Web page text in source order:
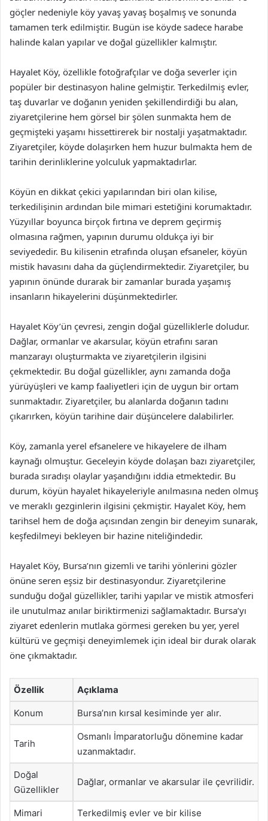
göçler nedeniyle köy yavaş yavaş boşalmış ve sonunda
tamamen terk edilmiştir. Bugün ise köyde sadece harabe
halinde kalan yapılar ve doğal güzellikler kalmıştır.
Hayalet Köy, özellikle fotoğrafçılar ve doğa severler için
popüler bir destinasyon haline gelmiştir. Terkedilmiş evler,
taş duvarlar ve doğanın yeniden şekillendirdiği bu alan,
ziyaretçilerine hem görsel bir şölen sunmakta hem de
geçmişteki yaşamı hissettirerek bir nostalji yaşatmaktadır.
Ziyaretçiler, köyde dolaşırken hem huzur bulmakta hem de
tarihin derinliklerine yolculuk yapmaktadırlar.
Köyün en dikkat çekici yapılarından biri olan kilise,
terkedilişinin ardından bile mimari estetiğini korumaktadır.
Yüzyıllar boyunca birçok fırtına ve deprem geçirmiş
olmasına rağmen, yapının durumu oldukça iyi bir
seviyededir. Bu kilisenin etrafında oluşan efsaneler, köyün
mistik havasını daha da güçlendirmektedir. Ziyaretçiler, bu
yapının önünde durarak bir zamanlar burada yaşamış
insanların hikayelerini düşünmektedirler.
Hayalet Köy’ün çevresi, zengin doğal güzelliklerle doludur.
Dağlar, ormanlar ve akarsular, köyün etrafını saran
manzarayı oluşturmakta ve ziyaretçilerin ilgisini
çekmektedir. Bu doğal güzellikler, aynı zamanda doğa
yürüyüşleri ve kamp faaliyetleri için de uygun bir ortam
sunmaktadır. Ziyaretçiler, bu alanlarda doğanın tadını
çıkarırken, köyün tarihine dair düşüncelere dalabilirler.
Köy, zamanla yerel efsanelere ve hikayelere de ilham
kaynağı olmuştur. Geceleyin köyde dolaşan bazı ziyaretçiler,
burada sıradışı olaylar yaşandığını iddia etmektedir. Bu
durum, köyün hayalet hikayeleriyle anılmasına neden olmuş
ve meraklı gezginlerin ilgisini çekmiştir. Hayalet Köy, hem
tarihsel hem de doğa açısından zengin bir deneyim sunarak,
keşfedilmeyi bekleyen bir hazine niteliğindedir.
Hayalet Köy, Bursa’nın gizemli ve tarihi yönlerini gözler
önüne seren eşsiz bir destinasyondur. Ziyaretçilerine
sunduğu doğal güzellikler, tarihi yapılar ve mistik atmosferi
ile unutulmaz anılar biriktirmenizi sağlamaktadır. Bursa’yı
ziyaret edenlerin mutlaka görmesi gereken bu yer, yerel
kültürü ve geçmişi deneyimlemek için ideal bir durak olarak
öne çıkmaktadır.
Özellik Açıklama
Konum Bursa’nın kırsal kesiminde yer alır.
Tarih
Osmanlı İmparatorluğu dönemine kadar
uzanmaktadır.
Doğal
Güzellikler
Dağlar, ormanlar ve akarsular ile çevrilidir.
Mimari
Terkedilmiş evler ve bir kilise